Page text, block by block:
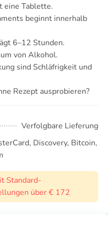
eine Tablette.
beginnt innerhalb
6–12 Stunden.
von Alkohol.
sind Schläfrigkeit und
Rezept ausprobieren?
Verfolgbare Lieferung
Discovery, Bitcoin,
Standard-
über € 172